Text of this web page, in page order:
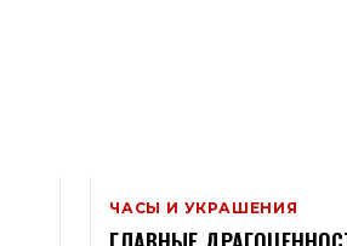
ЧАСЫ И УКРАШЕНИЯ